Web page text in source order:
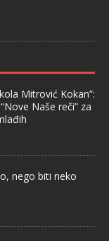
Mitrović Kokan”:
Naše reči” za
nego biti neko